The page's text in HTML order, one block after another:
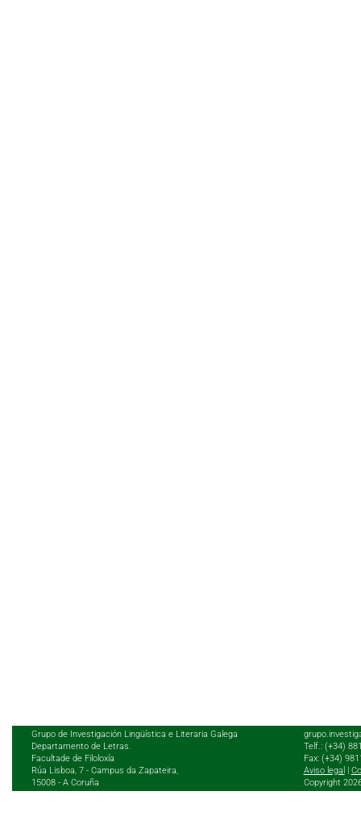
Grupo de Investigación Lingüística e Literaria Galega
Departamento de Letras.
Facultade de Filoloxía
Rúa Lisboa, 7 - Campus da Zapateira,
15008 - A Coruña
Telf.: (+34)
Fax: (+34)
Aviso legal
Copyright